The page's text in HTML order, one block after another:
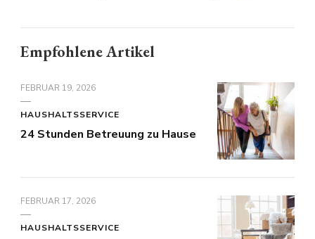
Empfohlene Artikel
FEBRUAR 19, 2026
HAUSHALTSSERVICE
24 Stunden Betreuung zu Hause
FEBRUAR 17, 2026
HAUSHALTSSERVICE